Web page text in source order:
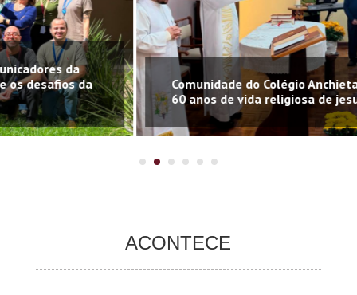
da
da
Comunidade do Colégio Anchieta (RS)
60 anos de vida religiosa de jesuítas
ACONTECE